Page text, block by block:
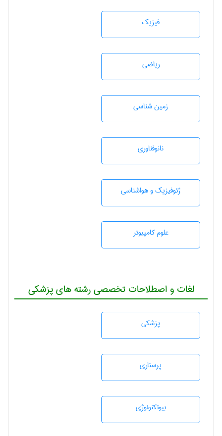
فیزیک
رياضی
زمين شناسی
نانوفناوری
ژئوفيزيك و هواشناسی
علوم کامپیوتر
لغات و اصطلاحات تخصصی رشته های پزشکی
پزشكی
پرستاری
بيوتكنولوژی